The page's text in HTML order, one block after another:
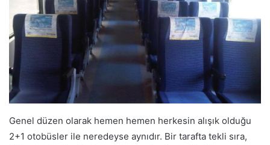
Genel düzen olarak hemen hemen herkesin alışık olduğu
2+1 otobüsler ile neredeyse aynıdır. Bir tarafta tekli sıra,